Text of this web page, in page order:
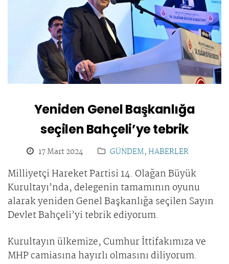
Yeniden Genel Başkanlığa
seçilen Bahçeli’ye tebrik
17 Mart 2024 GÜNDEM,HABERLER
Milliyetçi Hareket Partisi 14. Olağan Büyük
Kurultayı’nda, delegenin tamamının oyunu
alarak yeniden Genel Başkanlığa seçilen Sayın
Devlet Bahçeli’yi tebrik ediyorum.
Kurultayın ülkemize, Cumhur İttifakımıza ve
MHP camiasına hayırlı olmasını diliyorum.